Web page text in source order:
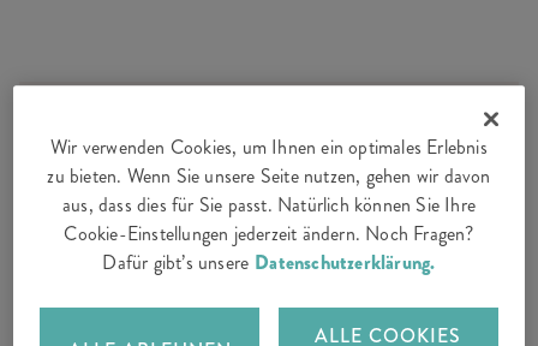
Ab CHF 29.– im Monat
Jetzt Ihr Auto versichern
Umfassender Schutz für Ihr Auto
Wir verwenden Cookies, um Ihnen ein optimales Erlebnis
zu bieten. Wenn Sie unsere Seite nutzen, gehen wir davon
aus, dass dies für Sie passt. Natürlich können Sie Ihre
Cookie-Einstellungen jederzeit ändern. Noch Fragen?
Dafür gibt’s unsere Datenschutzerklärung.
ALLE COOKIES